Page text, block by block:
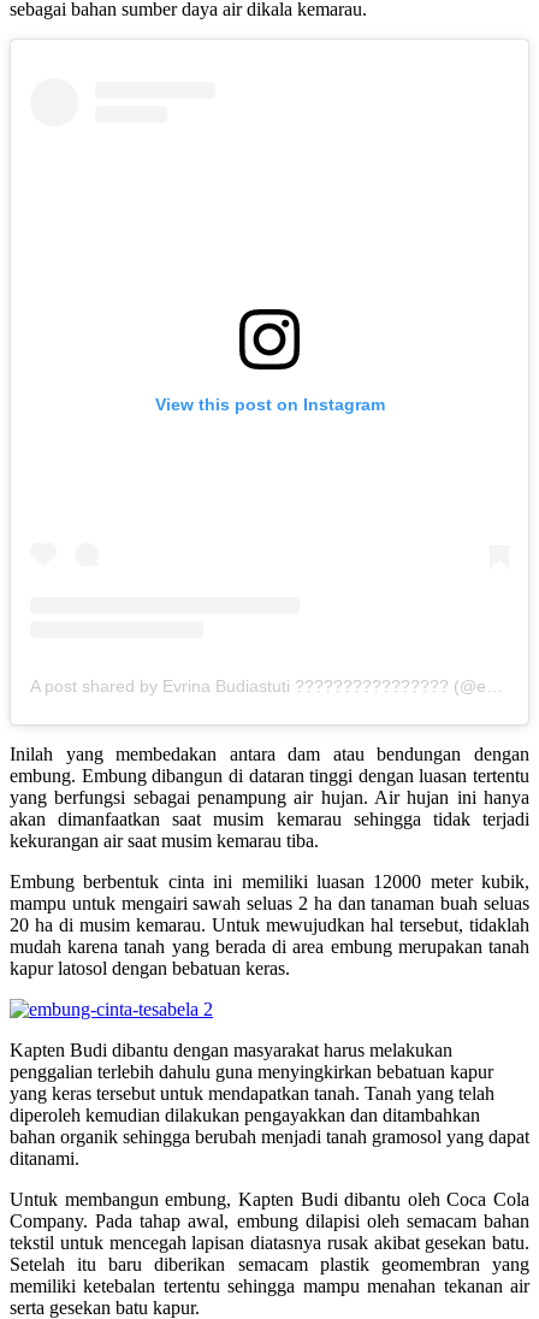
sebagai bahan sumber daya air dikala kemarau.
View this post on Instagram
Inilah yang membedakan antara dam atau bendungan dengan
embung. Embung dibangun di dataran tinggi dengan luasan tertentu
yang berfungsi sebagai penampung air hujan. Air hujan ini hanya
akan dimanfaatkan saat musim kemarau sehingga tidak terjadi
kekurangan air saat musim kemarau tiba.
Embung berbentuk cinta ini memiliki luasan 12000 meter kubik,
mampu untuk mengairi sawah seluas 2 ha dan tanaman buah seluas
20 ha di musim kemarau. Untuk mewujudkan hal tersebut, tidaklah
mudah karena tanah yang berada di area embung merupakan tanah
kapur latosol dengan bebatuan keras.
Kapten Budi dibantu dengan masyarakat harus melakukan
penggalian terlebih dahulu guna menyingkirkan bebatuan kapur
yang keras tersebut untuk mendapatkan tanah. Tanah yang telah
diperoleh kemudian dilakukan pengayakkan dan ditambahkan
bahan organik sehingga berubah menjadi tanah gramosol yang dapat
ditanami.
Untuk membangun embung, Kapten Budi dibantu oleh Coca Cola
Company. Pada tahap awal, embung dilapisi oleh semacam bahan
tekstil untuk mencegah lapisan diatasnya rusak akibat gesekan batu.
Setelah itu baru diberikan semacam plastik geomembran yang
memiliki ketebalan tertentu sehingga mampu menahan tekanan air
serta gesekan batu kapur.